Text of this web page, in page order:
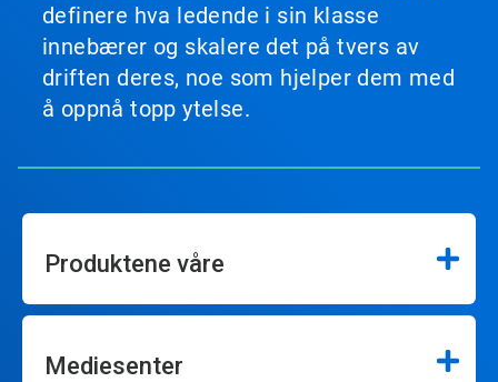
definere hva ledende i sin klasse
innebærer og skalere det på tvers av
driften deres, noe som hjelper dem med
å oppnå topp ytelse.
Produktene våre
Mediesenter